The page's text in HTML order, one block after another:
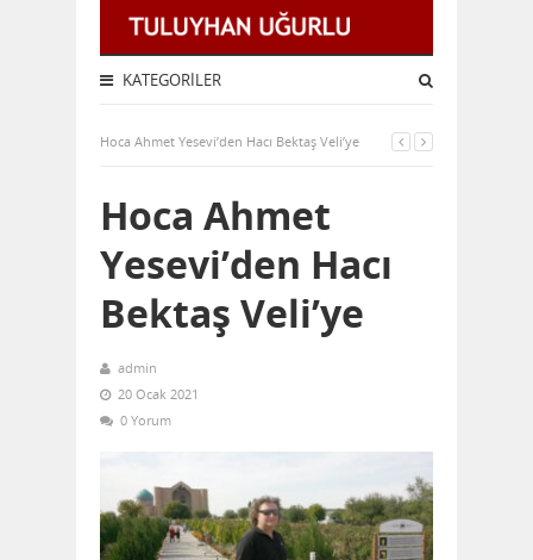
KATEGORILER
Hoca Ahmet Yesevi’den Hacı Bektaş Veli’ye
Hoca Ahmet
Yesevi’den Hacı
Bektaş Veli’ye
admin
20 Ocak 2021
0 Yorum